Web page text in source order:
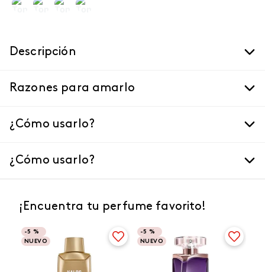
Descripción
Razones para amarlo
¿Cómo usarlo?
¿Cómo usarlo?
¡Encuentra tu perfume favorito!
-5 %
NUEVO
-5 %
NUEVO